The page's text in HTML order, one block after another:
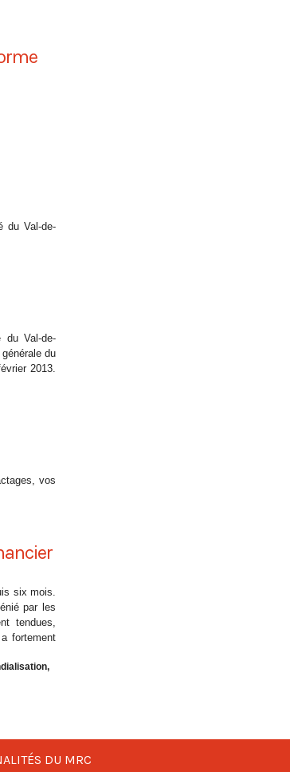
du Val-de-
du Val-de-
du
2013.
vos
six mois.
par les
tendues,
fortement
,
DU MRC